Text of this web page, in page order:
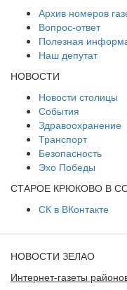
Архив номеров
Вопрос-ответ
Полезная
Наш депутат
НОВОСТИ
Новости столицы
События
Здравоохранение
Транспорт
Безопасность
Эхо Победы
СТАРОЕ КРЮКОВО В
СК в ВКонтакте
НОВОСТИ ЗЕЛАО
Интернет-газеты